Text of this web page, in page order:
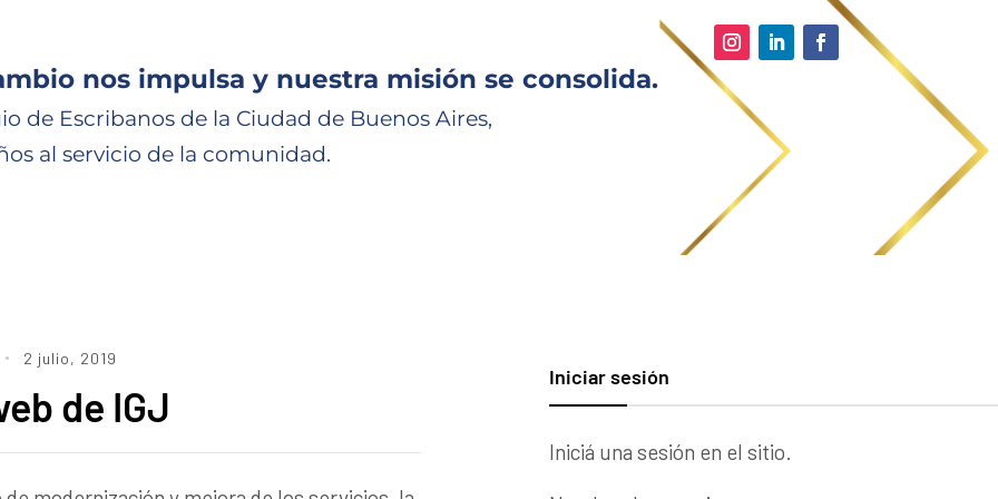
nos impulsa y nuestra misión se consolida.
de Escribanos de la Ciudad de Buenos Aires,
al servicio de la comunidad.
2 julio, 2019
de IGJ
Iniciar sesión
Iniciá una sesión en el sitio.